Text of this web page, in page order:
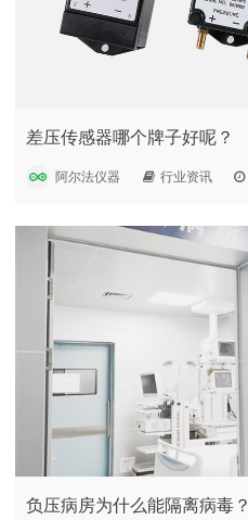
差压传感器哪个牌子好呢？
阿尔法仪器 行业资讯
负压病房为什么能隔离病毒？